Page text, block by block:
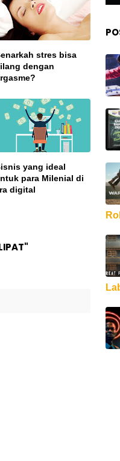
stres bisa
dengan
yang ideal
para Milenial di
digital